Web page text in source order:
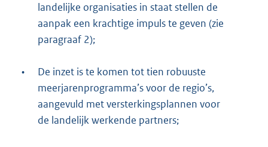
landelijke organisaties in staat stellen de
aanpak een krachtige impuls te geven (zie
paragraaf 2);
•
De inzet is te komen tot tien robuuste
meerjarenprogramma’s voor de regio’s,
aangevuld met versterkingsplannen voor
de landelijk werkende partners;